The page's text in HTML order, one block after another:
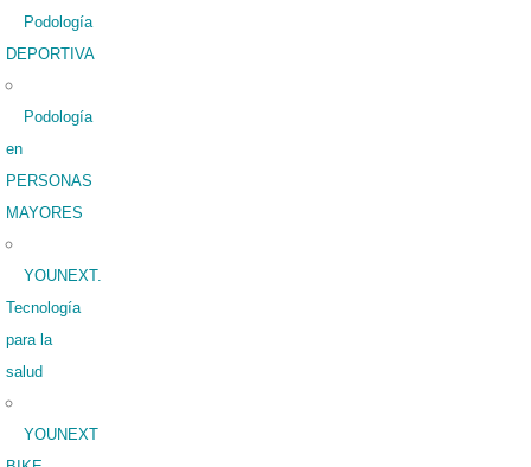
Podología
DEPORTIVA
Podología
en
PERSONAS
MAYORES
YOUNEXT.
Tecnología
para la
salud
YOUNEXT